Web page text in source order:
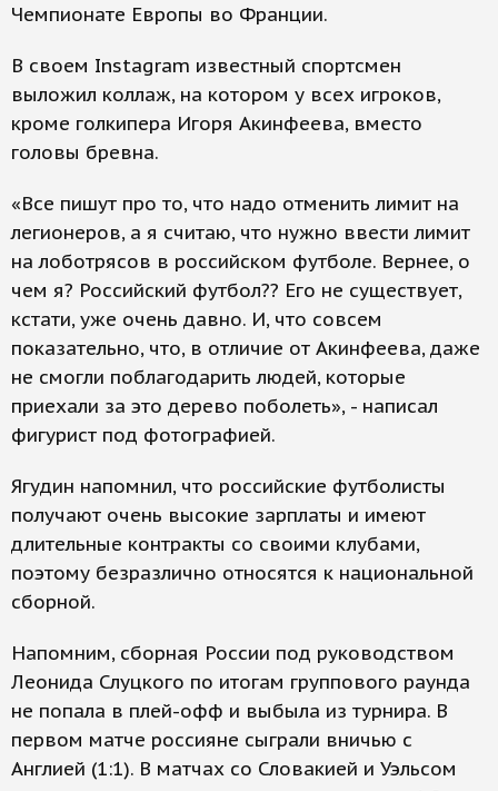
Чемпионате Европы во Франции.
В своем Instagram известный спортсмен
выложил коллаж, на котором у всех игроков,
кроме голкипера Игоря Акинфеева, вместо
головы бревна.
«Все пишут про то, что надо отменить лимит на
легионеров, а я считаю, что нужно ввести лимит
на лоботрясов в российском футболе. Вернее, о
чем я? Российский футбол?? Его не существует,
кстати, уже очень давно. И, что совсем
показательно, что, в отличие от Акинфеева, даже
не смогли поблагодарить людей, которые
приехали за это дерево поболеть», - написал
фигурист под фотографией.
Ягудин напомнил, что российские футболисты
получают очень высокие зарплаты и имеют
длительные контракты со своими клубами,
поэтому безразлично относятся к национальной
сборной.
Напомним, сборная России под руководством
Леонида Слуцкого по итогам группового раунда
не попала в плей-офф и выбыла из турнира. В
первом матче россияне сыграли вничью с
Англией (1:1). В матчах со Словакией и Уэльсом